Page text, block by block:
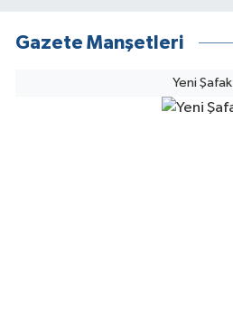
Gazete Manşetleri
Yeni Şafak